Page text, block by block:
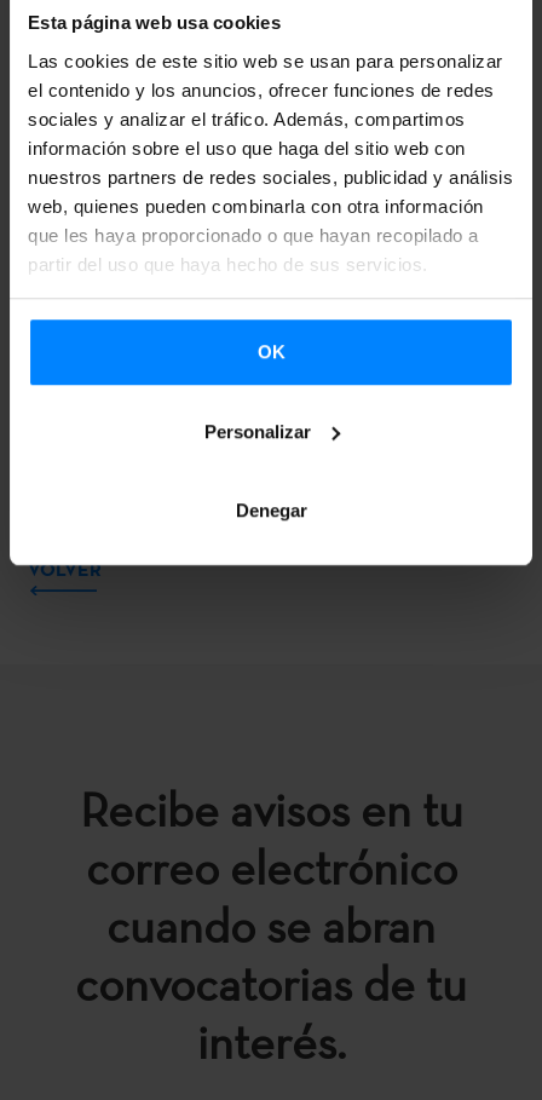
Esta página web usa cookies
Las cookies de este sitio web se usan para personalizar
el contenido y los anuncios, ofrecer funciones de redes
sociales y analizar el tráfico. Además, compartimos
información sobre el uso que haga del sitio web con
nuestros partners de redes sociales, publicidad y análisis
web, quienes pueden combinarla con otra información
que les haya proporcionado o que hayan recopilado a
partir del uso que haya hecho de sus servicios.
OK
Personalizar
Denegar
CONTACTO:Eneko Agirre |
irakurletzak@etxepare.eus| (+34) 943 023 407
Convocatoria en el BOPV.
Descarga aquí las hojas desolicitudy curriculum necesarias
para participar en la convocatoria.
22.05.2019 Listado provisional
07.06.2019 Listado de candidatos/as
VOLVER
Recibe avisos en tu
correo electrónico
cuando se abran
convocatorias de tu
interés.